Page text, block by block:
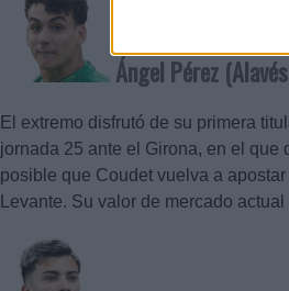
Ángel Pérez
El extremo disfrutó de su primera
jornada 25 ante el Girona, en el que
posible que Coudet vuelva a
Levante. Su valor de mercado